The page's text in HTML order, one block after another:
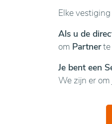
Elke
Als u de
om Partnerte
Je bent een
We zijn er